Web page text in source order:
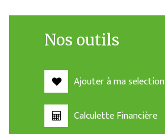
Nos outils
Ajouter à ma selection
Calculette Financière